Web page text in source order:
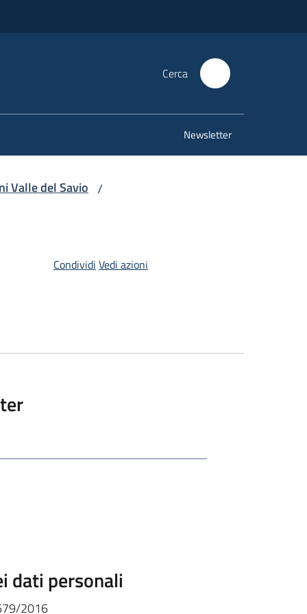
Cerca
Newsletter
Valle del Savio /
Condividi Vedi azioni
dati personali
2016